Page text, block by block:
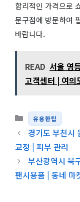
합리적인 가격으로
문구점에 방문하여
바랍니다.
READ 서울 영
고객센터 | 여의
카테고리
유용한팁
경기도 부천시
교정 | 피부 관리
부산광역시 북
팬시용품 | 동네 마